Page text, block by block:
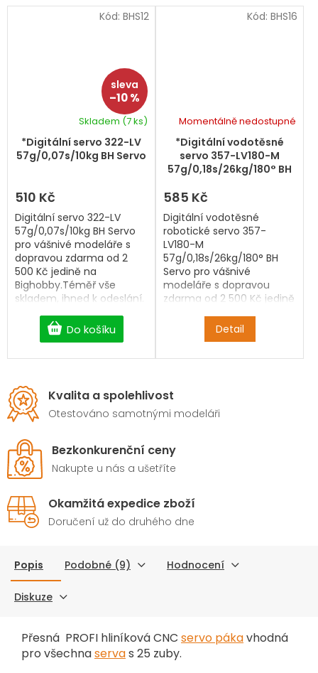
–10 %
*Digitální servo 322-LV
57g/0,07s/10kg BH Servo
Skladem (7 ks)
510 Kč
Do košíku
Digitální servo 322-LV
57g/0,07s/10kg BH Servo
pro vášnivé modeláře s
dopravou zdarma od 2
500 Kč jedině na
Bighobby.Téměř vše
skladem, ihned k odeslání.
Kód: BHS12
*Digitální vodotěsné
servo 357-LV180-M
57g/0,18s/26kg/180° BH
Momentálně nedostupné
585 Kč
Detail
Digitální vodotěsné
robotické servo 357-
LV180-M
57g/0,18s/26kg/180° BH
Servo pro vášnivé
modeláře s dopravou
zdarma od 2 500 Kč jedině
skladem, ihned k odeslání.
Kód: BHS16
Kvalita a spolehlivost
Otestováno samotnými modeláři
Bezkonkurenční ceny
Nakupte u nás a ušetříte
Okamžitá expedice zboží
Doručení už do druhého dne
Popis Podobné (9) Hodnocení
Diskuze
Přesná PROFI hliníková CNC servo pákavhodná
pro všechnaservas 25 zuby.